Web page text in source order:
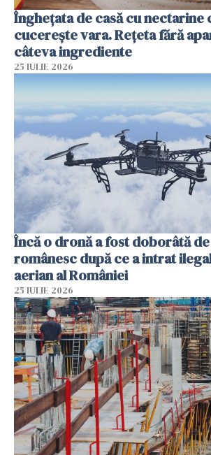
Înghețata de casă cu nectarine
cucerește vara. Rețeta fără
câteva ingrediente
25 IULIE 2026
Încă o dronă a fost doborâtă de
românesc după ce a intrat
aerian al României
25 IULIE 2026